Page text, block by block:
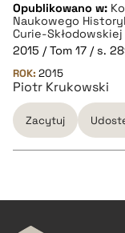
pobierz cytat
BIBTEX
pobierz cytat
Opublikowano w:
Naukowego
Curie-Skłodowskiej
2015 / Tom 17 / s.
ROK: 2015
Piotr Krukowski
Zacytuj
CZYSTY TEKST